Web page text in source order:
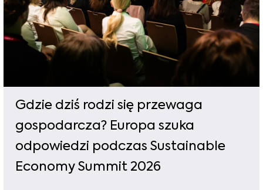
Gdzie dziś rodzi się przewaga
gospodarcza? Europa szuka
odpowiedzi podczas Sustainable
Economy Summit 2026